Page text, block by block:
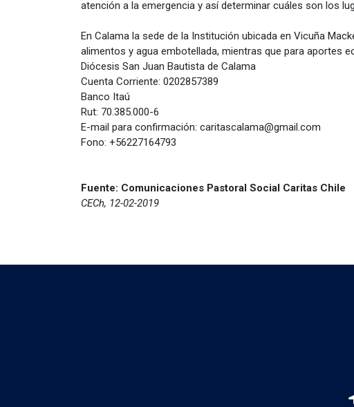
atención a la emergencia y así determinar cuáles son los
En Calama la sede de la Institución ubicada en Vicuña
alimentos y agua embotellada, mientras que para aportes
Diócesis San Juan Bautista de Calama
Cuenta Corriente: 0202857389
Banco Itaú
Rut: 70.385.000-6
E-mail para confirmación: caritascalama@gmail.com
Fono: +56227164793
Fuente: Comunicaciones Pastoral Social Caritas Chile
CECh, 12-02-2019